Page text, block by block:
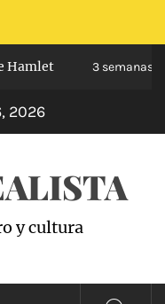
Hamlet 3 semanas
2026
y cultura